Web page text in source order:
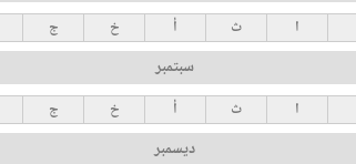
ا ث أ خ ج
سبتمبر
ا ث أ خ ج
ديسمبر